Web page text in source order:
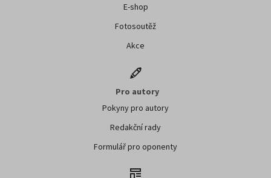
E-shop
Fotosoutěž
Akce
Pro autory
Pokyny pro autory
Redakční rady
Formulář pro oponenty